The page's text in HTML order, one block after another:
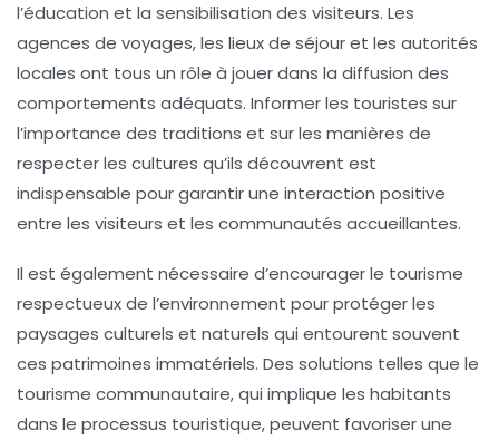
l’éducation et la sensibilisation des visiteurs. Les
agences de voyages, les lieux de séjour et les autorités
locales ont tous un rôle à jouer dans la diffusion des
comportements adéquats. Informer les touristes sur
l’importance des traditions et sur les manières de
respecter les cultures qu’ils découvrent est
indispensable pour garantir une interaction positive
entre les visiteurs et les communautés accueillantes.
Il est également nécessaire d’encourager le tourisme
respectueux de l’environnement pour protéger les
paysages culturels et naturels qui entourent souvent
ces patrimoines immatériels. Des solutions telles que le
tourisme communautaire, qui implique les habitants
dans le processus touristique, peuvent favoriser une